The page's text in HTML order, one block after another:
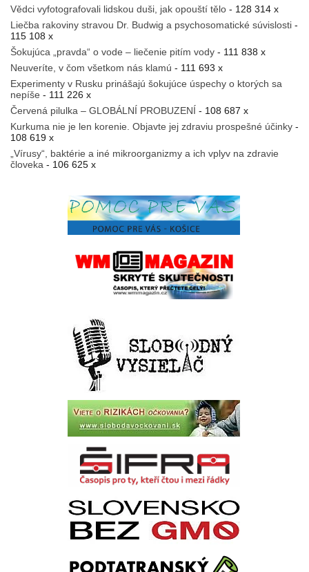
Vědci vyfotografovali lidskou duši, jak opouští tělo - 128 314 x
Liečba rakoviny stravou Dr. Budwig a psychosomatické súvislosti -
115 108 x
Šokujúca „pravda“ o vode – liečenie pitím vody - 111 838 x
Neuveríte, v čom všetkom nás klamú - 111 693 x
Experimenty v Rusku prinášajú šokujúce úspechy o ktorých sa
nepíše - 111 226 x
Červená pilulka – GLOBÁLNÍ PROBUZENÍ - 108 687 x
Kurkuma nie je len korenie. Objavte jej zdraviu prospešné účinky -
108 619 x
„Vírusy“, baktérie a iné mikroorganizmy a ich vplyv na zdravie
človeka - 106 625 x